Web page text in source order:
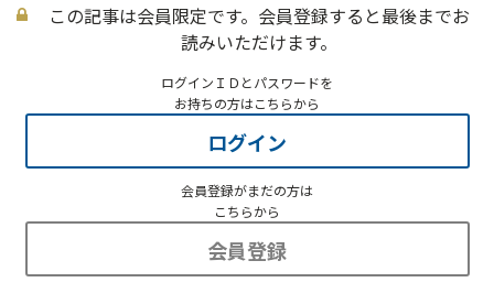
この記事は会員限定です。会員登録すると最後までお
読みいただけます。
ログインＩＤとパスワードを
お持ちの方はこちらから
ログイン
会員登録がまだの方は
こちらから
会員登録